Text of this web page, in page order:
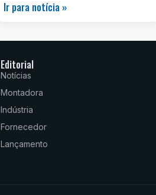
Ir para notícia »
Editorial
Notícias
Montadora
Indústria
Fornecedor
Lançamento